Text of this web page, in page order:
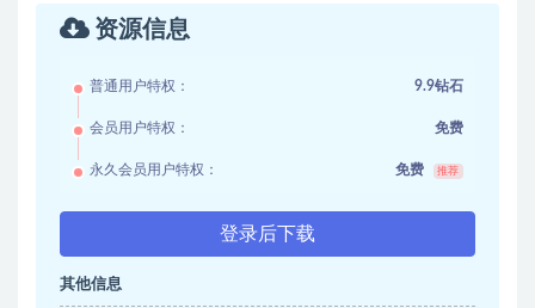
资源信息
普通用户特权： 9.9钻石
会员用户特权： 免费
永久会员用户特权： 免费 推荐
登录后下载
其他信息